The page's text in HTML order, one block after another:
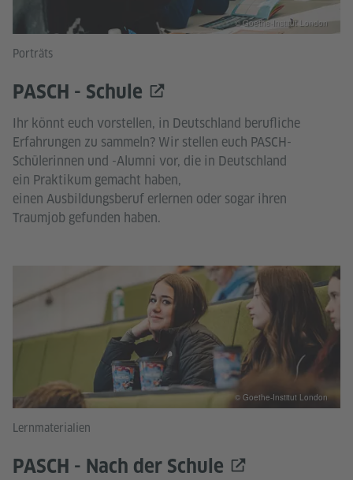
Porträts
PASCH - Schule
Ihr könnt euch vorstellen, in Deutschland berufliche
Erfahrungen zu sammeln? Wir stellen euch PASCH-
Schülerinnen und -Alumni vor, die in Deutschland
ein Praktikum gemacht haben,
einen Ausbildungsberuf erlernen oder sogar ihren
Traumjob gefunden haben.
© Goethe-Institut London
Lernmaterialien
PASCH - Nach der Schule
© Goethe-Institut London